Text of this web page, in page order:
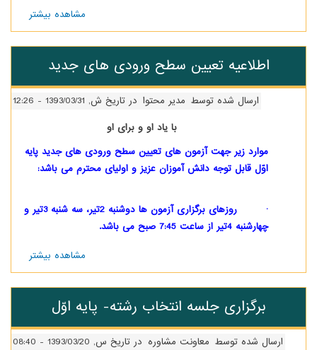
مشاهده بیشتر
پایه
اطلاعیه تعیین سطح ورودی های جدید
ارسال شده توسطمدیر محتوادر تاریخ ش, 1393/03/31 - 12:26
با یاد او و برای او
موارد زیر جهت آزمون های تعیین سطح ورودی های جدید پایه
اوّل قابل توجه دانش آموزان عزیز و اولیای محترم می باشد:
· روزهای برگزاری آزمون ها دوشنبه 2تیر، سه شنبه 3تیر و
چهارشنبه 4تیر از ساعت 7:45 صبح می باشد.
مشاهده بیشتر
سطح
جدید
برگزاری جلسه انتخاب رشته- پایه اوّل
ارسال شده توسطمعاونت مشاورهدر تاریخ س, 1393/03/20 - 08:40